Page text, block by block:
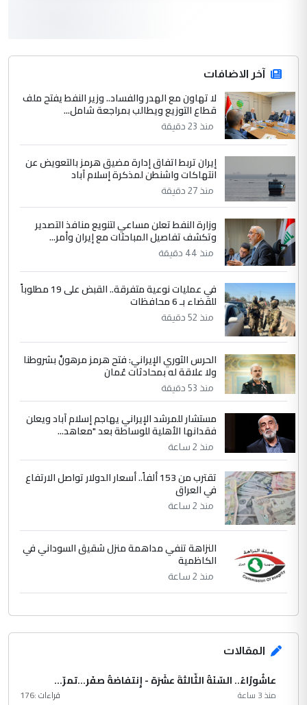
التعليق : قرار مستعجل جدا ولامصلحة فيه
للوزاره ولا للمواطن القرار الصائب يكون بعد
الاستماع للمدير ومغرفة ...
الموضوع :
وزير الصحة يعفي مدير مستشفى الكرخ
العام في بغداد
4
التعليق : واحد من عصابة علي ماما يسقط
جنسية الرافد الثالث للعراق ومن اصول عريقة
ابا فرات ...
الموضوع :
الجواهري يرد على صدام حسين سل
مضجعيك يابن الزنا (نص كامل)
5 سردار
التعليق : واحد من عصابة علي ماما يسقط
جنسية الرافد الثالث للعراق ومن اصول عريقة
الموضوع :
الجواهري يرد على صدام حسين سل
مضجعيك يابن الزنا (نص كامل)
آخر الاضافات
لا تهاون مع الهدر والفساد.. وزير النفط يفتح ملف
قطاع التوزيع ويطالب بمراجعة شامل...
منذ 23 دقيقة
إيران تربط اتفاق إدارة مضيق هرمز بالتعويض عن
انتهاكات واشنطن لمذكرة إسلام آباد
منذ 27 دقيقة
وزارة النفط تعلن مساعي لتنويع منافذ التصدير
وتكشف تفاصيل المباحثات مع إيران وأمر...
منذ 44 دقيقة
في عمليات نوعية متفرقة.. القبض على 19 مطلوباً
للقضاء بـ 6 محافظات
منذ 52 دقيقة
الحرس الثوري الإيراني: فتح هرمز مرهونٌ بشروطنا
ولا علاقة له بمحادثات عُمان
منذ 53 دقيقة
مستشار للمرشد الإيراني يهاجم إسلام آباد ويعلن
فقدانها الأهلية للوساطة بعد "معاهد...
منذ 2 ساعة
تقترب من 153 ألفاً.. أسعار الدولار تواصل الارتفاع
في العراق
منذ 2 ساعة
النزاهة تنفي مداهمة منزل شقيق السوداني في
الكاظمية
منذ 2 ساعة
المقالات
عاشُورْاءُ.. السّنَةُ الثّالثةَ عشَرَة - إِنتفاضةُ صفَر…تمرّ...
منذ 3 ساعة قراءات :176